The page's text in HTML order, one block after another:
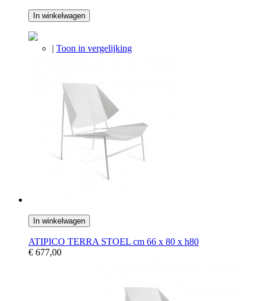
In winkelwagen
| Toon in vergelijking
In winkelwagen
ATIPICO TERRA STOEL cm 66 x 80 x h80
€ 677,00